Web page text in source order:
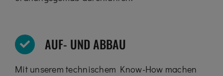
AUF- UND ABBAU
Mit unserem technischem Know-How machen